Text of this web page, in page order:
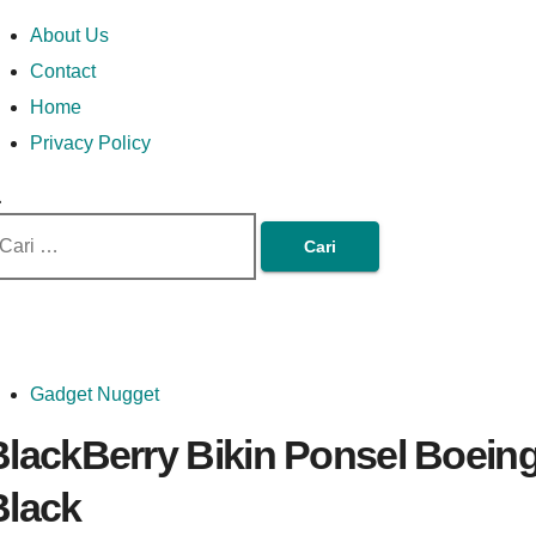
Money In Every
Way
In Every Way
About Us
Contact
Home
Privacy Policy
Gadget Nugget
Bikin Ponsel